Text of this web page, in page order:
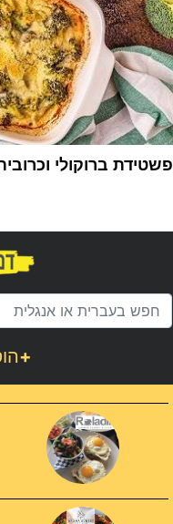
פשטידת ברוקולי וכרובית ב10
+